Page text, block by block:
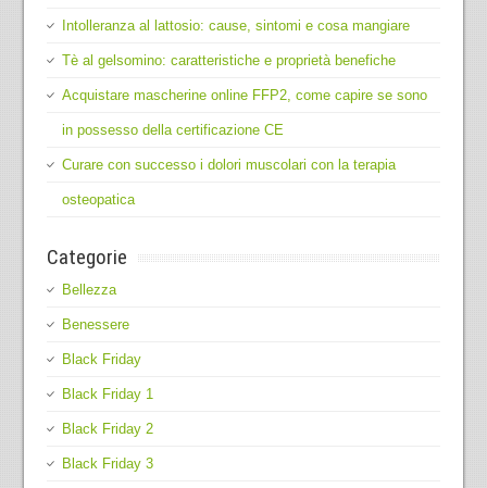
Intolleranza al lattosio: cause, sintomi e cosa mangiare
Tè al gelsomino: caratteristiche e proprietà benefiche
Acquistare mascherine online FFP2, come capire se sono
in possesso della certificazione CE
Curare con successo i dolori muscolari con la terapia
osteopatica
Categorie
Bellezza
Benessere
Black Friday
Black Friday 1
Black Friday 2
Black Friday 3